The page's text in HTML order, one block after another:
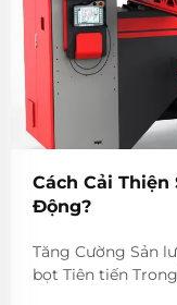
Cách Cải Thiện
Động?
Tăng Cường Sản
bọt Tiên tiến